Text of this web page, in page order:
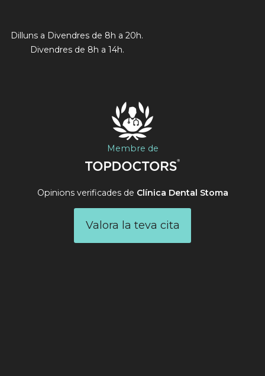
Dilluns a Divendres de 8h a 20h.
Divendres de 8h a 14h.
Membre de
Opinions verificades de Clínica Dental Stoma
Valora la teva cita